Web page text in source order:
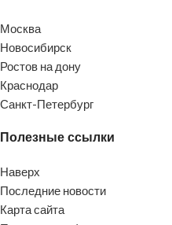
Москва
Новосибирск
Ростов на дону
Краснодар
Санкт-Петербург
Полезные ссылки
Наверх
Последние новости
Карта сайта